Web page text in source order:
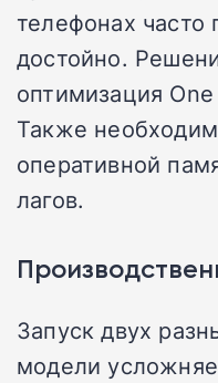
телефонах часто
достойно.
оптимизация
Также
оперативной
лагов.
Запуск двух
модели